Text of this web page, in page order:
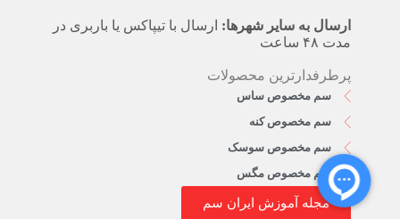
ارسال به سایر شهرها: ارسال با تیپاکس یا باربری در
مدت ۴۸ ساعت
پرطرفدارترین محصولات
سم مخصوص ساس
سم مخصوص کنه
سم مخصوص سوسک
سم مخصوص مگس
مجله آموزش ایران سم